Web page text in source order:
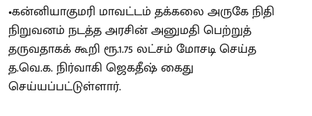
•கன்னியாகுமரி மாவட்டம் தக்கலை அருகே நிதி
நிறுவனம் நடத்த அரசின் அனுமதி பெற்றுத்
தருவதாகக் கூறி ரூ.1.75 லட்சம் மோசடி செய்த
த.வெ.க. நிர்வாகி ஜெகதீஷ் கைது
செய்யப்பட்டுள்ளார்.